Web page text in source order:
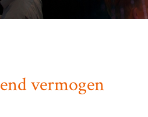
vermogen